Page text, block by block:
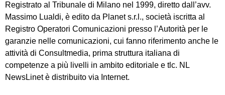
Registrato al Tribunale di Milano nel 1999, diretto dall’avv.
Massimo Lualdi, è edito da Planet s.r.l., società iscritta al
Registro Operatori Comunicazioni presso l’Autorità per le
garanzie nelle comunicazioni, cui fanno riferimento anche le
attività di Consultmedia, prima struttura italiana di
competenze a più livelli in ambito editoriale e tlc. NL
NewsLinet è distribuito via Internet.